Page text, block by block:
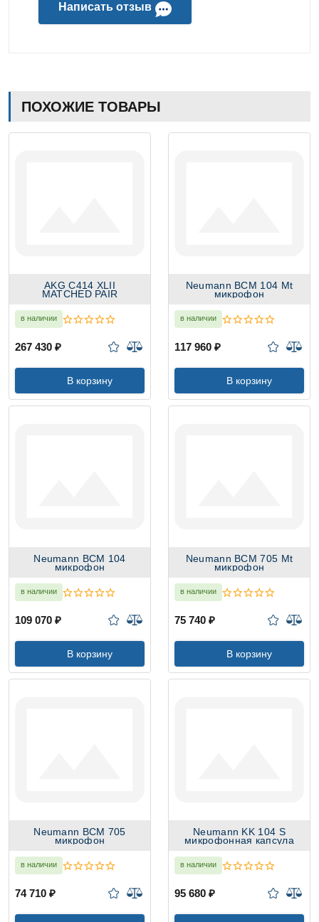
Написать отзыв
ПОХОЖИЕ ТОВАРЫ
AKG C414 XLII
MATCHED PAIR
в наличии
267 430 ₽
В корзину
Neumann BCM 104 Mt
микрофон
в наличии
117 960 ₽
В корзину
Neumann BCM 104
микрофон
в наличии
109 070 ₽
В корзину
Neumann BCM 705 Mt
микрофон
в наличии
75 740 ₽
В корзину
Neumann BCM 705
микрофон
в наличии
74 710 ₽
Neumann KK 104 S
микрофонная капсула
в наличии
95 680 ₽